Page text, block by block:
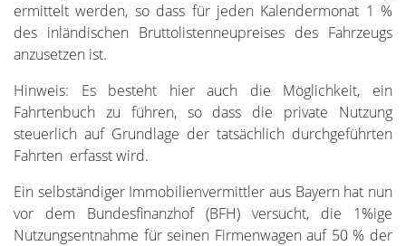
ermittelt werden, so dass für jeden Kalendermonat 1 %
des inländischen Bruttolistenneupreises des Fahrzeugs
anzusetzen ist.
Hinweis: Es besteht hier auch die Möglichkeit, ein
Fahrtenbuch zu führen, so dass die private Nutzung
steuerlich auf Grundlage der tatsächlich durchgeführten
Fahrten erfasst wird.
Ein selbständiger Immobilienvermittler aus Bayern hat nun
vor dem Bundesfinanzhof (BFH) versucht, die 1%ige
Nutzungsentnahme für seinen Firmenwagen auf 50 % der